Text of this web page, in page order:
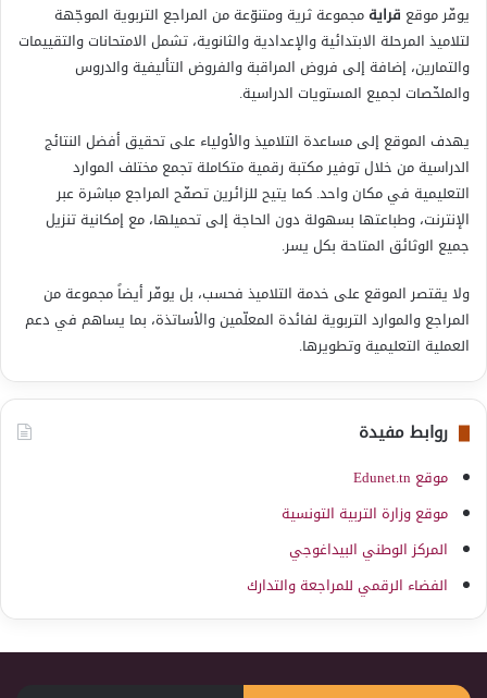
يوفّر موقع قرايةمجموعة ثرية ومتنوّعة من المراجع التربوية الموجّهة
لتلاميذ المرحلة الابتدائية والإعدادية والثانوية، تشمل الامتحانات والتقييمات
والتمارين، إضافة إلى فروض المراقبة والفروض التأليفية والدروس
والملخّصات لجميع المستويات الدراسية.
يهدف الموقع إلى مساعدة التلاميذ والأولياء على تحقيق أفضل النتائج
الدراسية من خلال توفير مكتبة رقمية متكاملة تجمع مختلف الموارد
التعليمية في مكان واحد. كما يتيح للزائرين تصفّح المراجع مباشرة عبر
الإنترنت، وطباعتها بسهولة دون الحاجة إلى تحميلها، مع إمكانية تنزيل
جميع الوثائق المتاحة بكل يسر.
ولا يقتصر الموقع على خدمة التلاميذ فحسب، بل يوفّر أيضاً مجموعة من
المراجع والموارد التربوية لفائدة المعلّمين والأساتذة، بما يساهم في دعم
العملية التعليمية وتطويرها.
روابط مفيدة
موقع Edunet.tn
موقع وزارة التربية التونسية
المركز الوطني البيداغوجي
الفضاء الرقمي للمراجعة والتدارك